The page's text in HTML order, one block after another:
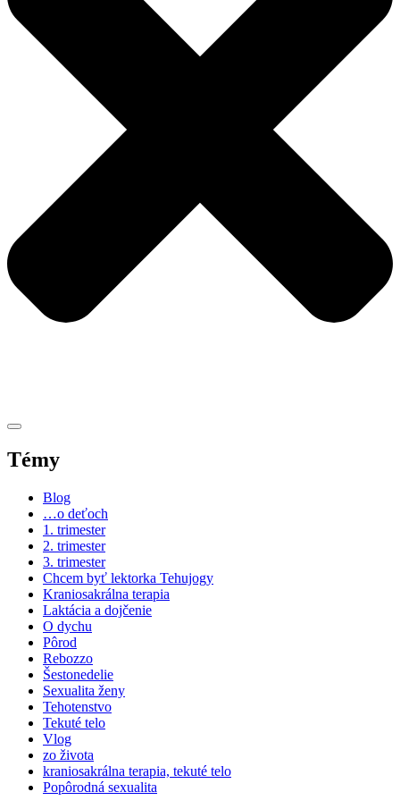
Témy
Blog
…o deťoch
1. trimester
2. trimester
3. trimester
Chcem byť lektorka Tehujogy
Kraniosakrálna terapia
Laktácia a dojčenie
O dychu
Pôrod
Rebozzo
Šestonedelie
Sexualita ženy
Tehotenstvo
Tekuté telo
Vlog
zo života
kraniosakrálna terapia, tekuté telo
Popôrodná sexualita